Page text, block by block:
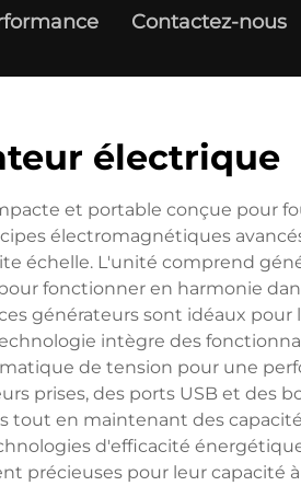
Contactez-nous
électrique
et portable conçue pour
électromagnétiques
échelle. L'unité comprend
fonctionner en harmonie
générateurs sont idéaux
intègre des
de tension pour une
prises, des ports USB et des
en maintenant des
d'efficacité
précieuses pour leur capacité